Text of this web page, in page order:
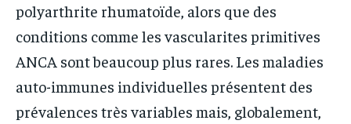
polyarthrite rhumatoïde, alors que des
conditions comme les vascularites primitives
ANCA sont beaucoup plus rares. Les maladies
auto-immunes individuelles présentent des
prévalences très variables mais, globalement,